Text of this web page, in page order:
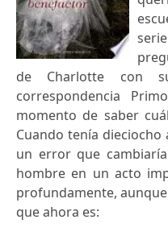
de Charlotte con
correspondencia
momento de saber
Cuando tenía
un error que
hombre en un acto
profundamente,
que ahora es: